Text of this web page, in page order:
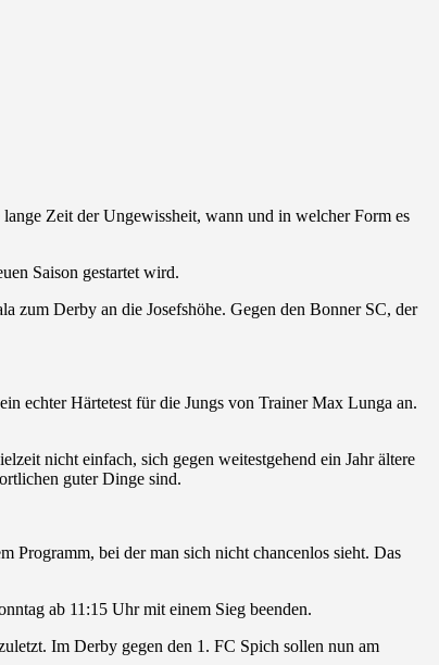
Zeit der Ungewissheit, wann und in welcher Form es
Saison gestartet wird.
zum Derby an die Josefshöhe. Gegen den Bonner SC, der
echter Härtetest für die Jungs von Trainer Max Lunga an.
nicht einfach, sich gegen weitestgehend ein Jahr ältere
guter Dinge sind.
Programm, bei der man sich nicht chancenlos sieht. Das
ab 11:15 Uhr mit einem Sieg beenden.
Im Derby gegen den 1. FC Spich sollen nun am